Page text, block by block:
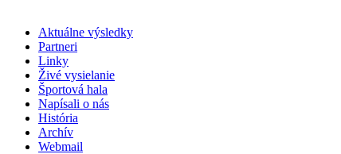
Aktuálne výsledky
Partneri
Linky
Živé vysielanie
Športová hala
Napísali o nás
História
Archív
Webmail